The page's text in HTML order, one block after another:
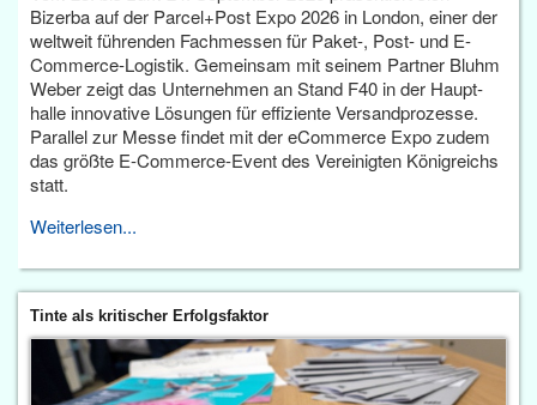
Bizerba auf der Parcel+Post Expo 2026 in London, einer der
weltweit führenden Fachmessen für Paket-, Post- und E-
Commerce-Logistik. Gemeinsam mit seinem Partner Bluhm
Weber zeigt das Unternehmen an Stand F40 in der Haupt­
halle innovative Lösungen für effiziente Versandprozesse.
Parallel zur Messe findet mit der eCommerce Expo zudem
das größte E-Commerce-Event des Vereinigten Königreichs
statt.
Weiterlesen...
Tinte als kritischer Erfolgsfaktor